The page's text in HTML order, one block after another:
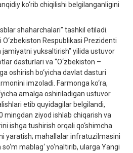
ko‘rib chiqilishi belgilanganligini
shaharchalari” tashkil etiladi.
Respublikasi Prezidenti
yuksaltirish” yilida ustuvor
dasturlari va “O‘zbekiston –
oshirish bo‘yicha davlat dasturi
imzoladi. Farmonga ko‘ra,
amalga oshiriladigan ustuvor
etib quyidagilar belgilandi,
mingdan ziyod ishlab chiqarish va
ishga tushirish orqali qo‘shimcha
yaratish; mahallalar infratuzilmasini
mablag‘ yo‘naltirib, ularga Yangi